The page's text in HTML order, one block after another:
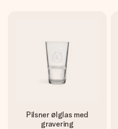
Pilsner ølglas med
gravering